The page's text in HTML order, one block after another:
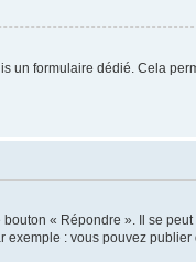
un formulaire dédié. Cela
« Répondre ». Il se
exemple : vous pouvez